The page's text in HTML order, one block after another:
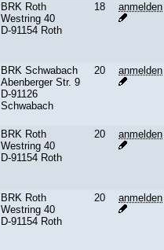
BRK Roth
Westring 40
D-91154 Roth
18 anmelden
BRK Schwabach
Abenberger Str. 9
D-91126
Schwabach
20 anmelden
BRK Roth
Westring 40
D-91154 Roth
20 anmelden
BRK Roth
Westring 40
D-91154 Roth
20 anmelden